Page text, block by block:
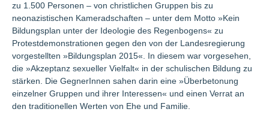
zu 1.500 Personen – von christlichen Gruppen bis zu
neonazistischen Kameradschaften – unter dem Motto »Kein
Bildungsplan unter der Ideologie des Regenbogens« zu
Protestdemonstrationen gegen den von der Landesregierung
vorgestellten »Bildungsplan 2015«. In diesem war vorgesehen,
die »Akzeptanz sexueller Vielfalt« in der schulischen Bildung zu
stärken. Die GegnerInnen sahen darin eine »Überbetonung
einzelner Gruppen und ihrer Interessen« und einen Verrat an
den traditionellen Werten von Ehe und Familie.